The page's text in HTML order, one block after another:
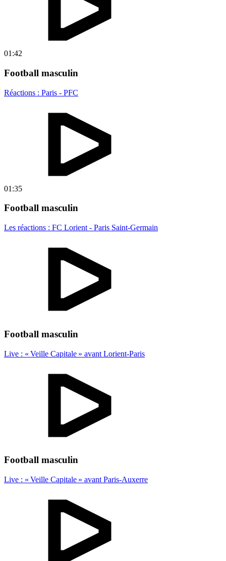
01:42
Football masculin
Réactions : Paris - PFC
01:35
Football masculin
Les réactions : FC Lorient - Paris Saint-Germain
Football masculin
Live : « Veille Capitale » avant Lorient-Paris
Football masculin
Live : « Veille Capitale » avant Paris-Auxerre